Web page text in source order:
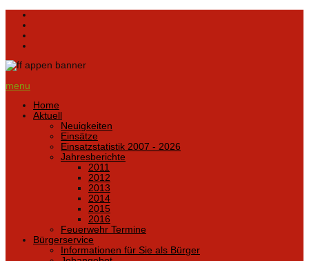
menu
Home
Aktuell
Neuigkeiten
Einsätze
Einsatzstatistik 2007 - 2026
Jahresberichte
2011
2012
2013
2014
2015
2016
Feuerwehr Termine
Bürgerservice
Informationen für Sie als Bürger